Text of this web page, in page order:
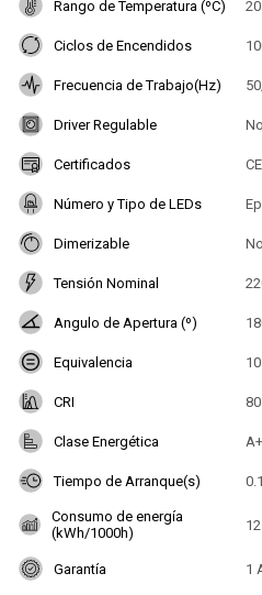
Rango de Temperatura (ºC) 20
Ciclos de Encendidos
Frecuencia de Trabajo(Hz)
Driver Regulable No
Certificados
Número y Tipo de LEDs
Dimerizable No
Tensión Nominal
Angulo de Apertura (º)
Equivalencia 10
CRI 80
Clase Energética A+
Tiempo de Arranque(s) 0.1
Consumo de energía
(kWh/1000h)
12
Garantía 1